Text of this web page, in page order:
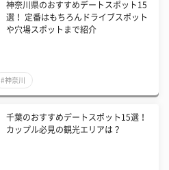
神奈川県のおすすめデートスポット15
選！ 定番はもちろんドライブスポット
や穴場スポットまで紹介
#神奈川
千葉のおすすめデートスポット15選！
カップル必見の観光エリアは？